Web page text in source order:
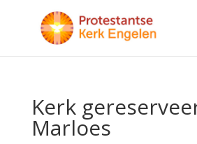
Kerk
Marloes